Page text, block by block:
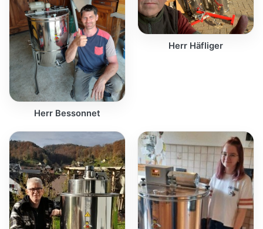
Herr Bessonnet
Herr Häfliger